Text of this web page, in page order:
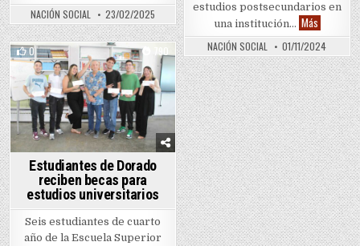
NACIÓN SOCIAL 23/02/2025
estudios postsecundarios en
una institución… Más
NACIÓN SOCIAL 01/11/2024
0 790
Posted in
Estudiantes de Dorado
reciben becas para
estudios universitarios
Seis estudiantes de cuarto
año de la Escuela Superior